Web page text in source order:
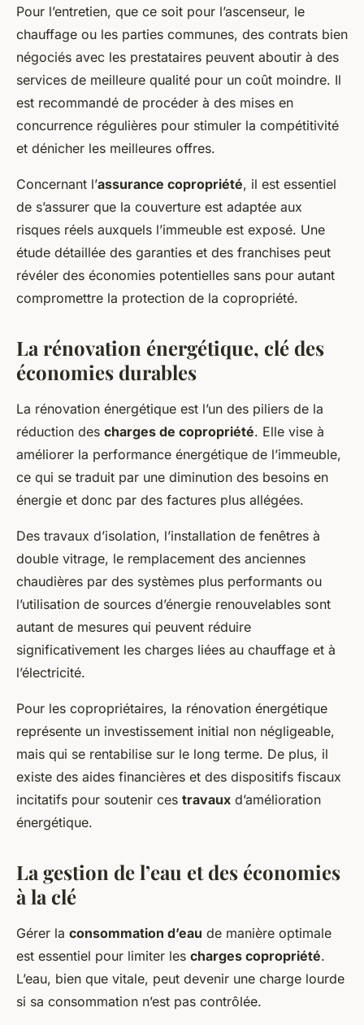
Pour l’entretien, que ce soit pour l’ascenseur, le
chauffage ou les parties communes, des contrats bien
négociés avec les prestataires peuvent aboutir à des
services de meilleure qualité pour un coût moindre. Il
est recommandé de procéder à des mises en
concurrence régulières pour stimuler la compétitivité
et dénicher les meilleures offres.
Concernant l’assurance copropriété, il est essentiel
de s’assurer que la couverture est adaptée aux
risques réels auxquels l’immeuble est exposé. Une
étude détaillée des garanties et des franchises peut
révéler des économies potentielles sans pour autant
compromettre la protection de la copropriété.
La rénovation énergétique, clé des
économies durables
La rénovation énergétique est l’un des piliers de la
réduction des charges de copropriété. Elle vise à
améliorer la performance énergétique de l’immeuble,
ce qui se traduit par une diminution des besoins en
énergie et donc par des factures plus allégées.
Des travaux d’isolation, l’installation de fenêtres à
double vitrage, le remplacement des anciennes
chaudières par des systèmes plus performants ou
l’utilisation de sources d’énergie renouvelables sont
autant de mesures qui peuvent réduire
significativement les charges liées au chauffage et à
l’électricité.
Pour les copropriétaires, la rénovation énergétique
représente un investissement initial non négligeable,
mais qui se rentabilise sur le long terme. De plus, il
existe des aides financières et des dispositifs fiscaux
incitatifs pour soutenir ces travaux d’amélioration
énergétique.
La gestion de l’eau et des économies
à la clé
Gérer la consommation d’eau de manière optimale
est essentiel pour limiter les charges copropriété.
L’eau, bien que vitale, peut devenir une charge lourde
si sa consommation n’est pas contrôlée.